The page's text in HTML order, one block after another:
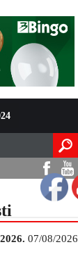
07/08/2026